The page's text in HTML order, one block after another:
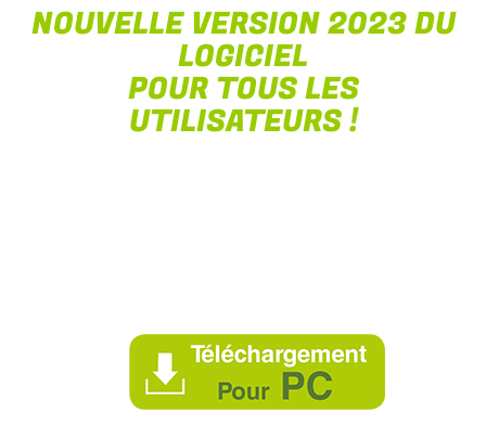
NOUVELLE VERSION 2023 DU
LOGICIEL
POUR TOUS LES
UTILISATEURS !